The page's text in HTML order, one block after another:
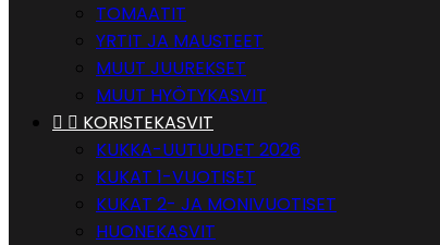
TOMAATIT
YRTIT JA MAUSTEET
MUUT JUUREKSET
MUUT HYÖTYKASVIT
  KORISTEKASVIT
KUKKA-UUTUUDET 2026
KUKAT 1-VUOTISET
KUKAT 2- JA MONIVUOTISET
HUONEKASVIT